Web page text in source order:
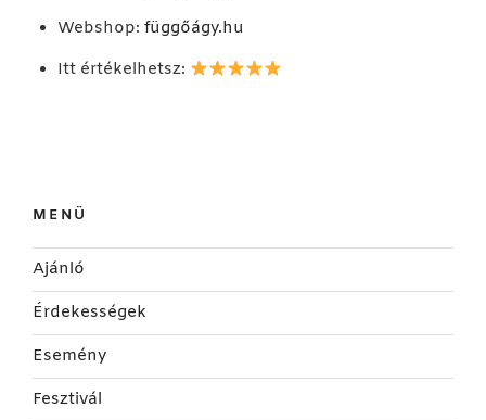
Webshop: függőágy.hu
Itt értékelhetsz:
MENÜ
Ajánló
Érdekességek
Esemény
Fesztivál